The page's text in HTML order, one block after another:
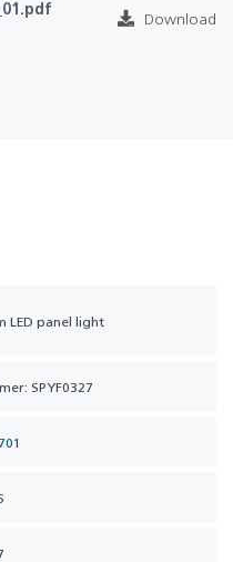
Download
LED panel light
SPYF0327